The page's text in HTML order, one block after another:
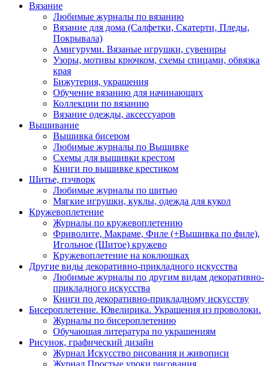
Вязание
Любимые журналы по вязанию
Вязание для дома (Салфетки, Скатерти, Пледы,
Покрывала)
Амигуруми. Вязаные игрушки, сувениры
Узоры, мотивы крючком, схемы спицами, обвязка
края
Бижутерия, украшения
Обучение вязанию для начинающих
Коллекции по вязанию
Вязание одежды, аксессуаров
Вышивание
Вышивка бисером
Любимые журналы по Вышивке
Схемы для вышивки крестом
Книги по вышивке крестиком
Шитье, пэчворк
Любимые журналы по шитью
Мягкие игрушки, куклы, одежда для кукол
Кружевоплетение
Журналы по кружевоплетению
Фриволите, Макраме, Филе (+Вышивка по филе),
Игольное (Шитое) кружево
Кружевоплетение на коклюшках
Другие виды декоративно-прикладного искусства
Любимые журналы по другим видам декоративно-
прикладного искусства
Книги по декоративно-прикладному искусству
Бисероплетение. Ювелирика. Украшения из проволоки.
Журналы по бисероплетению
Обучающая литература по украшениям
Рисунок, графический дизайн
Журнал Искусство рисования и живописи
Журнал Простые уроки рисования